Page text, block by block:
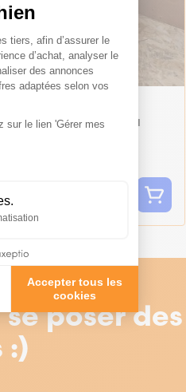
:
tiers, afin d’assurer le
d’achat, analyser le
des annonces
adaptées selon vos
sur le lien 'Gérer mes
Accepter tous les
cookies
pour niche à
€
poser des
:)